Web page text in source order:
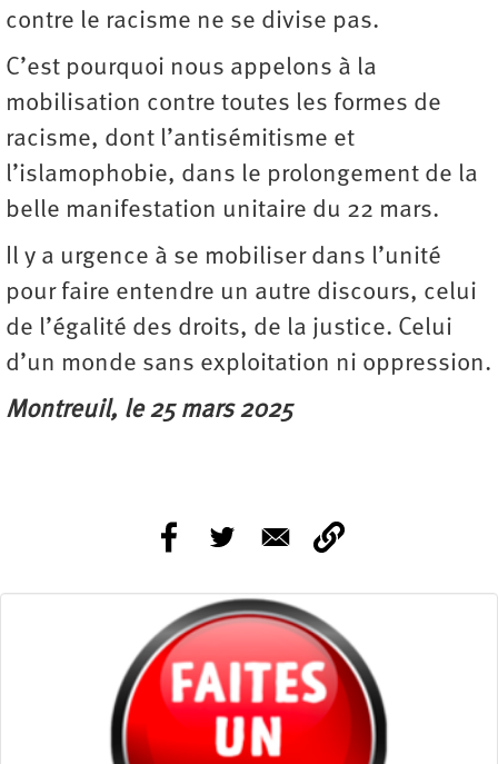
contre le racisme ne se divise pas.
C’est pourquoi nous appelons à la
mobilisation contre toutes les formes de
racisme, dont l’antisémitisme et
l’islamophobie, dans le prolongement de la
belle manifestation unitaire du 22 mars.
Il y a urgence à se mobiliser dans l’unité
pour faire entendre un autre discours, celui
de l’égalité des droits, de la justice. Celui
d’un monde sans exploitation ni oppression.
Montreuil, le 25 mars 2025